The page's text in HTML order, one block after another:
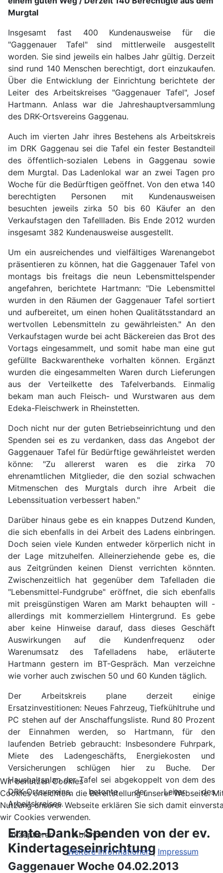
Murgtal
Insgesamt fast 400 Kundenausweise für die
"Gaggenauer Tafel" sind mittlerweile ausgestellt
worden. Sie sind jeweils ein halbes Jahr gültig. Derzeit
sind rund 140 Menschen berechtigt, dort einzukaufen.
Über die Entwicklung der Einrichtung berichtete der
Leiter des Arbeitskreises "Gaggenauer Tafel", Josef
Hartmann. Anlass war die Jahreshauptversammlung
des DRK-Ortsvereins Gaggenau.
Auch im vierten Jahr ihres Bestehens als Arbeitskreis
im DRK Gaggenau sei die Tafel ein fester Bestandteil
des öffentlich-sozialen Lebens in Gaggenau sowie
dem Murgtal. Das Ladenlokal war an zwei Tagen pro
Woche für die Bedürftigen geöffnet. Von den etwa 140
berechtigten Personen mit Kundenausweisen
besuchten jeweils zirka 50 bis 60 Käufer an den
Verkaufstagen den Tafellladen. Bis Ende 2012 wurden
insgesamt 382 Kundenausweise ausgestellt.
Um ein ausreichendes und vielfältiges Warenangebot
präsentieren zu können, hat die Gaggenauer Tafel von
montags bis freitags die neun Lebensmittelspender
angefahren, berichtete Hartmann: "Die Lebensmittel
wurden in den Räumen der Gaggenauer Tafel sortiert
und aufbereitet, um einen hohen Qualitätsstandard an
wertvollen Lebensmitteln zu gewährleisten." An den
Verkaufstagen wurde bei acht Bäckereien das Brot des
Vortags eingesammelt, und somit habe man eine gut
gefüllte Backwarentheke vorhalten können. Ergänzt
wurden die eingesammelten Waren durch Lieferungen
aus der Verteilkette des Tafelverbands. Einmalig
bekam man auch Fleisch- und Wurstwaren aus dem
Edeka-Fleischwerk in Rheinstetten.
Doch nicht nur der guten Betriebseinrichtung und den
Spenden sei es zu verdanken, dass das Angebot der
Gaggenauer Tafel für Bedürftige gewährleistet werden
könne: "Zu allererst waren es die zirka 70
ehrenamtlichen Mitglieder, die den sozial schwachen
Mitmenschen des Murgtals durch ihre Arbeit die
Lebenssituation verbessert haben."
Darüber hinaus gebe es ein knappes Dutzend Kunden,
die sich ebenfalls in dei Arbeit des Ladens einbringen.
Doch seien viele Kunden entweder körperlich nicht in
der Lage mitzuhelfen. Alleinerziehende gebe es, die
aus Zeitgründen keinen Dienst verrichten könnten.
Zwischenzeitlich hat gegenüber dem Tafelladen die
"Lebensmittel-Fundgrube" eröffnet, die sich ebenfalls
mit preisgünstigen Waren am Markt behaupten will -
allerdings mit kommerziellem Hintergrund. Es gebe
aber keine Hinweise darauf, dass dieses Geschäft
Auswirkungen auf die Kundenfrequenz oder
Warenumsatz des Tafelladens habe, erläuterte
Hartmann gestern im BT-Gespräch. Man verzeichne
wie vorher auch zwischen 50 und 60 Kunden täglich.
Der Arbeitskreis plane derzeit einige
Ersatzinvestitionen: Neues Fahrzeug, Tiefkühltruhe und
PC stehen auf der Anschaffungsliste. Rund 80 Prozent
der Einnahmen werden, so Hartmann, für den
laufenden Betrieb gebraucht: Insbesondere Fuhrpark,
Miete des Ladengeschäfts, Energiekosten und
Versicherungen schlügen hier zu Buche. Der
Haushaltsplan der Tafel sei abgekoppelt von dem des
DRK-Ortsvereins, betonte der Leiter des
Arbeitskreises.
Ernte-Dank-Spenden von der ev.
Kindertageseinrichtung
Gaggenauer Woche 04.02.2013
Wir benutzen Cookies
Cookies erleichtern die Bereitstellung unserer Webseite.
Nutzung unserer Webseite erklären Sie sich damit
wir Cookies verwenden.
Akzeptieren
Ablehnen
Weitere Informationen| Impressum